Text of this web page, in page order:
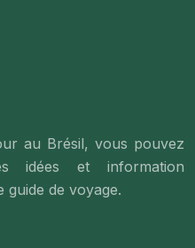
au Brésil, vous pouvez
idées et information
guide de voyage.